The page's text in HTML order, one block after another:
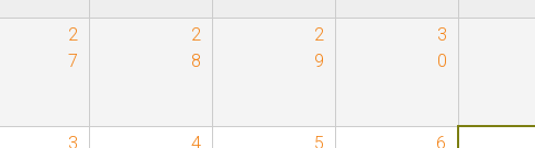
2
7
2
8
2
9
3
0
3 4 5 6